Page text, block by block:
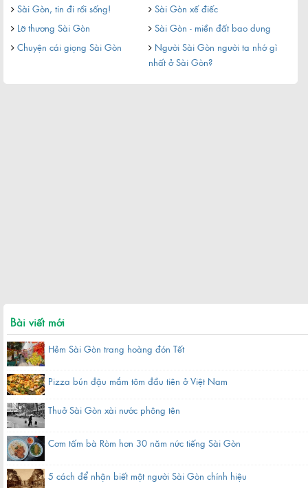
Sài Gòn, tin đi rồi sống!
Sài Gòn xế điếc
Lỡ thương Sài Gòn
Sài Gòn - miền đất bao dung
Chuyện cái giọng Sài Gòn
Người Sài Gòn người ta nhớ gì
nhất ở Sài Gòn?
Bài viết mới
Hẻm Sài Gòn trang hoàng đón Tết
Pizza bún đậu mắm tôm đầu tiên ở Việt Nam
Thuở Sài Gòn xài nước phông tên
Cơm tấm bà Ròm hơn 30 năm nức tiếng Sài Gòn
5 cách để nhận biết một người Sài Gòn chính hiệu